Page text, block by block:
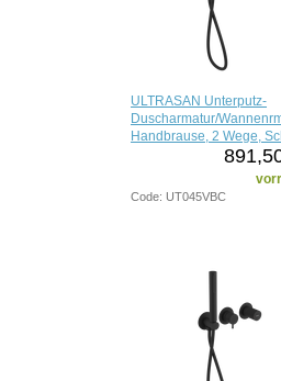
ULTRASAN Unterputz-
Duscharmatur/
Handbrause, 2 Wege,
Code: UT045VBC